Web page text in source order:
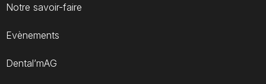
Notre savoir-faire
Evènements
Dental’mAG